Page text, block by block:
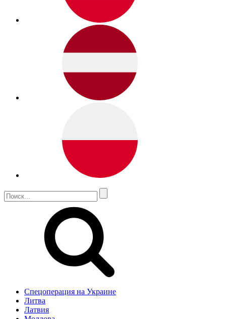
Спецоперация на Украине
Литва
Латвия